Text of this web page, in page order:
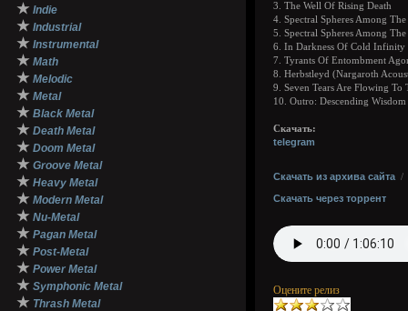
★ Indie
★ Industrial
★ Instrumental
★ Math
★ Melodic
★ Metal
★ Black Metal
★ Death Metal
★ Doom Metal
★ Groove Metal
★ Heavy Metal
★ Modern Metal
★ Nu-Metal
★ Pagan Metal
★ Post-Metal
★ Power Metal
★ Symphonic Metal
★ Thrash Metal
3. The Well Of Rising Death
4. Spectral Spheres Among
5. Spectral Spheres Among
6. In Darkness Of Cold Infinity
7. Tyrants Of Entombment
8. Herbstleyd (Nargaroth
9. Seven Tears Are Flowing
10. Outro: Descending Wisdom
Скачать:
telegram
Скачать из архива сайта /
Скачать через торрент
Оцените релиз